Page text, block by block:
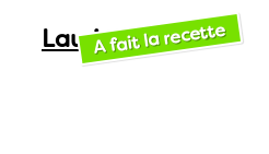
LaurineA fait la recette